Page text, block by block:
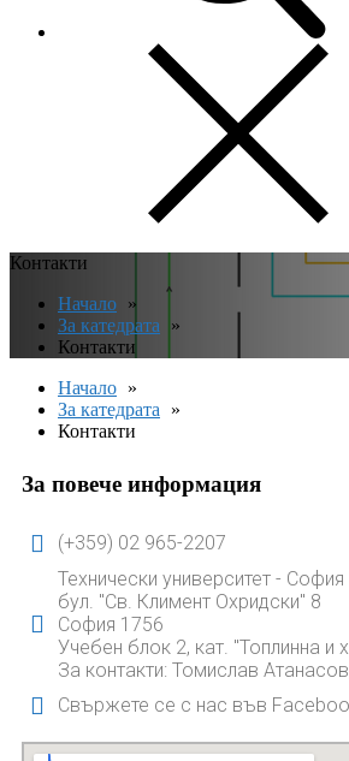
Контакти
Начало
За катедрата
Контакти
Начало
За катедрата
Контакти
За повече информация
(+359) 02 965-2207
Технически университет - София
бул. "Св. Климент Охридски" 8
София 1756
Учебен блок 2, кат. "Топлинна и
За контакти: Томислав
Свържете се с нас във